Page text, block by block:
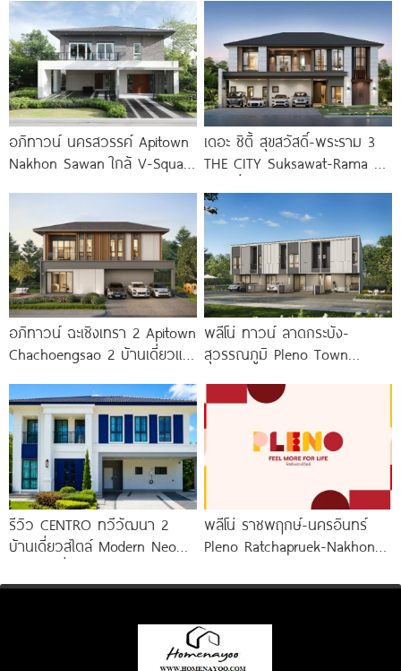
อภิทาวน์ นครสวรรค์ Apitown
Nakhon Sawan ใกล้ V-Square
เดอะ ซิตี้ สุขสวัสดิ์-พระราม 3
THE CITY Suksawat-Rama 3
ทางด่วน
อภิทาวน์ ฉะเชิงเทรา 2 Apitown
Chachoengsao 2 บ้านเดี่ยวและ
พลีโน่ ทาวน์ ลาดกระบัง-
สุวรรณภูมิ Pleno Town
ทาวน์โฮมและบ้านแฝดใหม่ ใกล้นิ
สุวรรณภูมิ
รีวิว CENTRO ทวีวัฒนา 2
บ้านเดี่ยวสไตล์ Modern Neo
พลีโน่ ราชพฤกษ์-นครอินทร์
Pleno Ratchapruek-Nakhon
เมืองนนทบุรี